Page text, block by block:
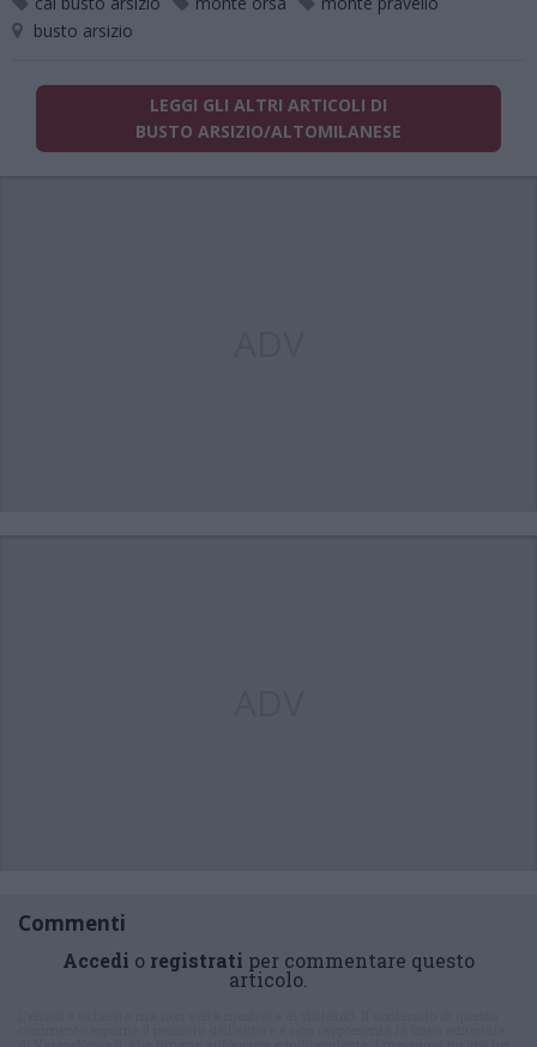
busto arsizio
LEGGI GLI ALTRI ARTICOLI DI
BUSTO ARSIZIO/ALTOMILANESE
Commenti
Accedi o registrati per commentare questo
articolo.